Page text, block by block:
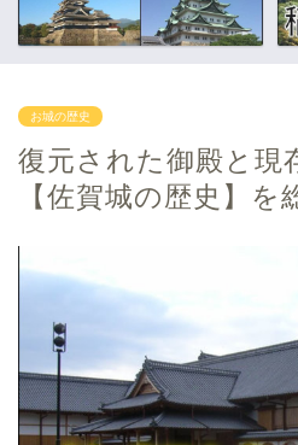
お城の歴史
復元された御殿と現
【佐賀城の歴史】を